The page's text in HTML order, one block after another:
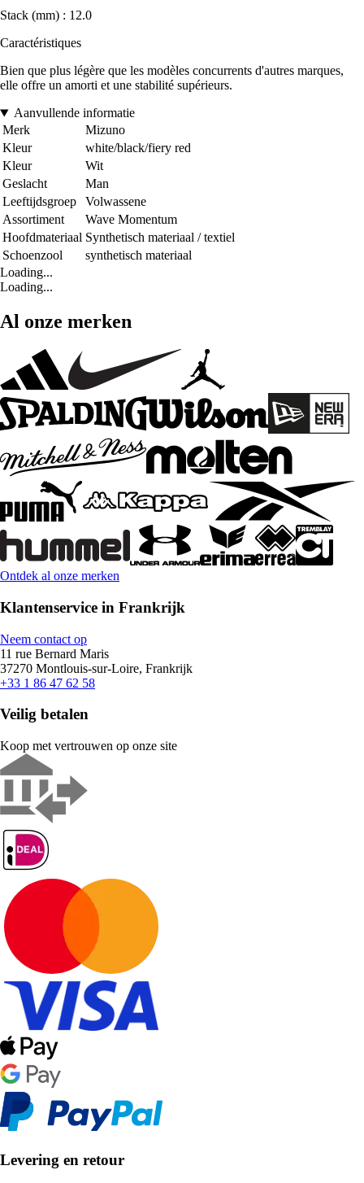
Stack (mm) : 12.0
Caractéristiques
Bien que plus légère que les modèles concurrents d'autres marques,
elle offre un amorti et une stabilité supérieurs.
Aanvullende informatie
Merk
Mizuno
Kleur
white/black/fiery red
Kleur
Wit
Geslacht
Man
Leeftijdsgroep
Volwassene
Assortiment
Wave Momentum
Hoofdmateriaal Synthetisch materiaal / textiel
Schoenzool
synthetisch materiaal
Loading...
Loading...
Al onze merken
Ontdek al onze merken
Klantenservice in Frankrijk
Neem contact op
11 rue Bernard Maris
37270 Montlouis-sur-Loire, Frankrijk
+33 1 86 47 62 58
Veilig betalen
Koop met vertrouwen op onze site
Levering en retour